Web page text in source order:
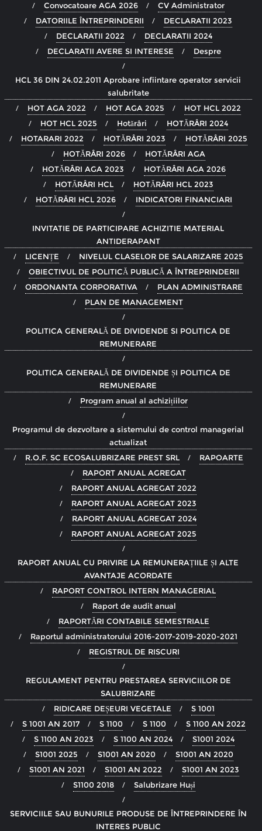
Convocatoare AGA 2026
CV Administrator
DATORIILE ÎNTREPRINDERII
DECLARATII 2023
DECLARATII 2022
DECLARATII 2024
DECLARATII AVERE SI INTERESE
Despre
HCL 36 DIN 24.02.2011 Aprobare infiintare operator servicii
salubritate
HOT AGA 2022
HOT AGA 2025
HOT HCL 2022
HOT HCL 2025
Hotărâri
HOTĂRÂRI 2024
HOTARARI 2022
HOTĂRÂRI 2023
HOTĂRÂRI 2025
HOTĂRÂRI 2026
HOTĂRÂRI AGA
HOTĂRÂRI AGA 2023
HOTĂRÂRI AGA 2026
HOTĂRÂRI HCL
HOTĂRÂRI HCL 2023
HOTĂRÂRI HCL 2026
INDICATORI FINANCIARI
INVITATIE DE PARTICIPARE ACHIZITIE MATERIAL
ANTIDERAPANT
LICENȚE
NIVELUL CLASELOR DE SALARIZARE 2025
OBIECTIVUL DE POLITICĂ PUBLICĂ A ÎNTREPRINDERII
ORDONANTA CORPORATIVA
PLAN ADMINISTRARE
PLAN DE MANAGEMENT
POLITICA GENERALĂ DE DIVIDENDE SI POLITICA DE
REMUNERARE
POLITICA GENERALĂ DE DIVIDENDE ȘI POLITICA DE
REMUNERARE
Program anual al achizițiilor
Programul de dezvoltare a sistemului de control managerial
actualizat
R.O.F. SC ECOSALUBRIZARE PREST SRL
RAPOARTE
RAPORT ANUAL AGREGAT
RAPORT ANUAL AGREGAT 2022
RAPORT ANUAL AGREGAT 2023
RAPORT ANUAL AGREGAT 2024
RAPORT ANUAL AGREGAT 2025
RAPORT ANUAL CU PRIVIRE LA REMUNERAȚIILE ȘI ALTE
AVANTAJE ACORDATE
RAPORT CONTROL INTERN MANAGERIAL
Raport de audit anual
RAPORTĂRI CONTABILE SEMESTRIALE
Raportul administratorului 2016-2017-2019-2020-2021
REGISTRUL DE RISCURI
REGULAMENT PENTRU PRESTAREA SERVICIILOR DE
SALUBRIZARE
RIDICARE DEȘEURI VEGETALE
S 1001
S 1001 AN 2017
S 1100 S 1100
S 1100 AN 2022
S 1100 AN 2023
S 1100 AN 2024
S1001 2024
S1001 2025
S1001 AN 2020
S1001 AN 2020
S1001 AN 2021
S1001 AN 2022
S1001 AN 2023
S1100 2018
Salubrizare Huși
SERVICIILE SAU BUNURILE PRODUSE DE ÎNTREPRINDERE ÎN
INTERES PUBLIC